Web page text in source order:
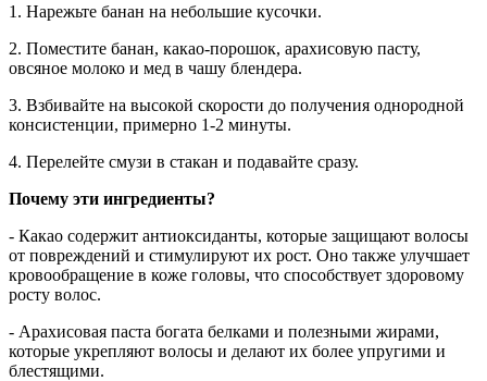
1. Нарежьте банан на небольшие кусочки.
2. Поместите банан, какао-порошок, арахисовую пасту,
овсяное молоко и мед в чашу блендера.
3. Взбивайте на высокой скорости до получения однородной
консистенции, примерно 1-2 минуты.
4. Перелейте смузи в стакан и подавайте сразу.
Почему эти ингредиенты?
- Какао содержит антиоксиданты, которые защищают волосы
от повреждений и стимулируют их рост. Оно также улучшает
кровообращение в коже головы, что способствует здоровому
росту волос.
- Арахисовая паста богата белками и полезными жирами,
которые укрепляют волосы и делают их более упругими и
блестящими.